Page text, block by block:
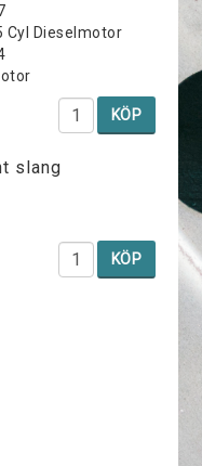
Cyl Dieselmotor
KÖP
slang
KÖP